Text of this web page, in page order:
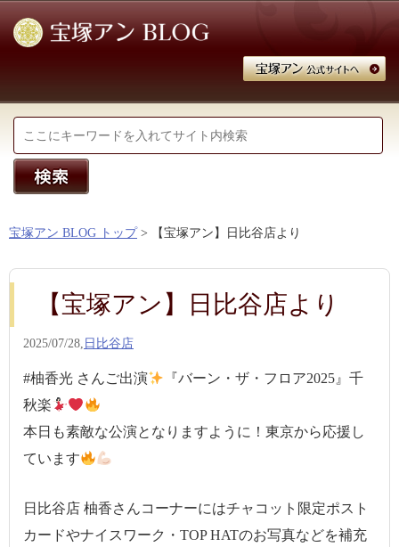
宝塚アン BLOG トップ > 【宝塚アン】日比谷店より
【宝塚アン】日比谷店より
2025/07/28, 日比谷店
#柚香光 さんご出演
『バーン・ザ・フロア2025』千
秋楽
本日も素敵な公演となりますように！東京から応援し
ています
日比谷店 柚香さんコーナーにはチャコット限定ポスト
カードやナイスワーク・TOP HATのお写真などを補充